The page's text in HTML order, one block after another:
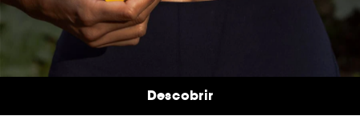
Descobrir